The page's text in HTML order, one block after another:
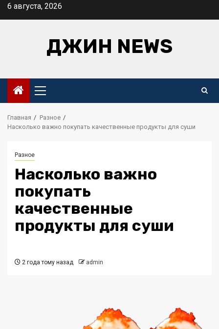
Перейти
6 августа, 2026
ДЖИН NEWS
Основное
меню
Главная
Разное
Насколько важно покупать качественные продукты для суши
Разное
Насколько важно
покупать
качественные
продукты для суши
2 года тому назад admin